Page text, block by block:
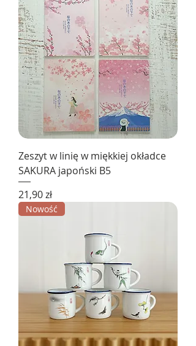
Zeszyt w linię w miękkiej okładce
SAKURA japoński B5
Cena
21,90 zł
Nowość